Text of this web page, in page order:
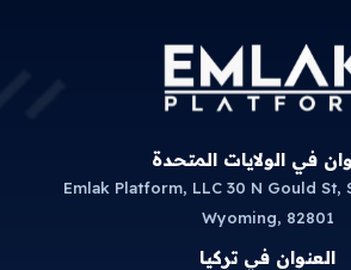
في الولايات المتحدة
Emlak Platform, LLC 30 N Gould St,
Wyoming, 82801
العنوان في تركيا